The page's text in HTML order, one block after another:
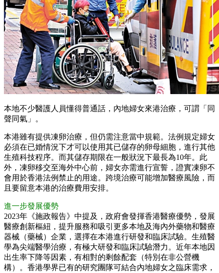
本地不少醫護人員懂得普通話，內地婦女來港治療，可謂「同
聲同氣」。
本港雖有提供凍卵治療，但仍需注意當中規範。法例規定婦女
必須在已婚情況下才可以使用其已儲存的卵母細胞，進行其他
生殖科技程序。而其儲存期限在一般狀況下最長為10年。此
外，凍卵移交至海外中心前，婦女亦需進行宣誓，證實凍卵不
會用於香港法例禁止的用途。跨境治療可能增加醫療風險，而
且要留意本港的治療費用安排。
進一步發展優勢
2023年《施政報告》中提及，政府會發揮香港醫療優勢，發展
醫療創新樞紐，提升服務和吸引更多本地及海內外藥物和醫療
器械（藥械）企業，選擇在本港進行研發和臨床試驗。生殖醫
學為尖端醫學治療，有極大研發和臨床試驗潛力。近年本地因
出生率下降等因素，有相對的剩餘配套（特別在非公營機
構）。香港學界已有的研究團隊可結合內地婦女之臨床需求，